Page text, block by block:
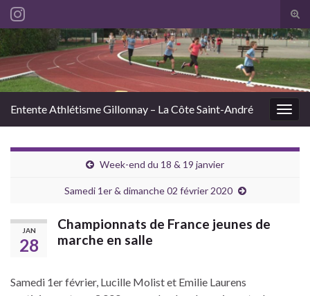
Search for:
Entente Athlétisme Gillonnay – La Côte Saint-André
Week-end du 18 & 19 janvier
Samedi 1er & dimanche 02 février 2020
JAN
28
Championnats de France jeunes de
marche en salle
Samedi 1er février, Lucille Molist et Emilie Laurens